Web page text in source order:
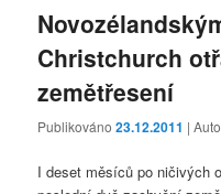
Christchurch
zemětřesení
Publikováno23.12.2011 |
I deset měsíců po ničivých